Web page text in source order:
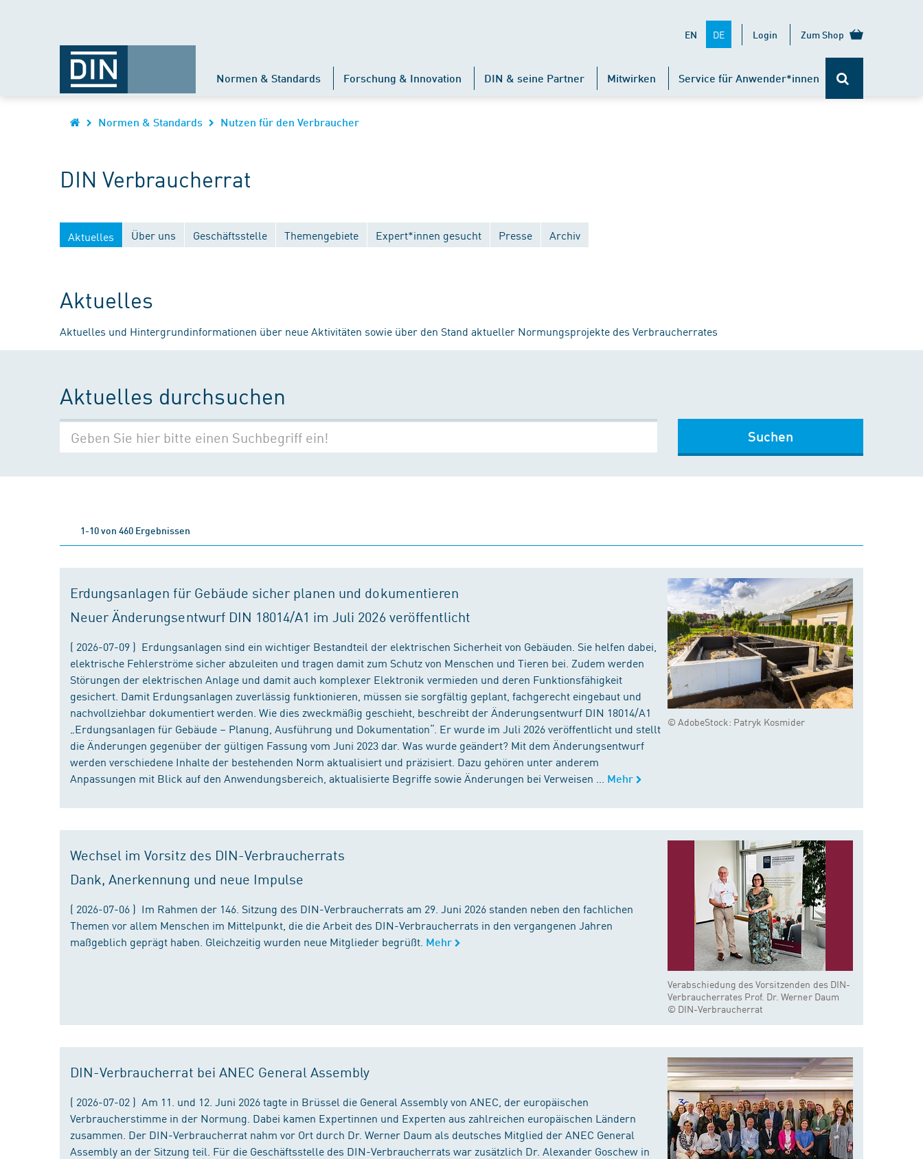
EN DE Login Zum Shop
Normen & Standards Forschung & Innovation DIN & seine Partner Mitwirken Service für Anwender*innen
Normen & Standards Nutzen für den Verbraucher
DIN Verbraucherrat
Aktuelles Über uns Geschäftsstelle Themengebiete Expert*innen gesucht Presse Archiv
Aktuelles
Aktuelles und Hintergrundinformationen über neue Aktivitäten sowie über den Stand aktueller Normungsprojekte des Verbraucherrates
Aktuelles durchsuchen
Suchen
1-10 von 460 Ergebnissen
© AdobeStock: Patryk Kosmider
Erdungsanlagen für Gebäude sicher planen und dokumentieren
Neuer Änderungsentwurf DIN 18014/A1 im Juli 2026 veröffentlicht
( 2026-07-09 ) Erdungsanlagen sind ein wichtiger Bestandteil der elektrischen Sicherheit von Gebäuden. Sie helfen dabei,
elektrische Fehlerströme sicher abzuleiten und tragen damit zum Schutz von Menschen und Tieren bei. Zudem werden
Störungen der elektrischen Anlage und damit auch komplexer Elektronik vermieden und deren Funktionsfähigkeit
gesichert. Damit Erdungsanlagen zuverlässig funktionieren, müssen sie sorgfältig geplant, fachgerecht eingebaut und
nachvollziehbar dokumentiert werden. Wie dies zweckmäßig geschieht, beschreibt der Änderungsentwurf DIN 18014/A1
„Erdungsanlagen für Gebäude – Planung, Ausführung und Dokumentation“. Er wurde im Juli 2026 veröffentlicht und stellt
die Änderungen gegenüber der gültigen Fassung vom Juni 2023 dar. Was wurde geändert? Mit dem Änderungsentwurf
werden verschiedene Inhalte der bestehenden Norm aktualisiert und präzisiert. Dazu gehören unter anderem
Anpassungen mit Blick auf den Anwendungsbereich, aktualisierte Begriffe sowie Änderungen bei Verweisen ...
Mehr
Verabschiedung des Vorsitzenden des DIN-
Verbraucherrates Prof. Dr. Werner Daum
© DIN-Verbraucherrat
Wechsel im Vorsitz des DIN-Verbraucherrats
Dank, Anerkennung und neue Impulse
( 2026-07-06 ) Im Rahmen der 146. Sitzung des DIN-Verbraucherrats am 29. Juni 2026 standen neben den fachlichen
Themen vor allem Menschen im Mittelpunkt, die die Arbeit des DIN-Verbraucherrats in den vergangenen Jahren
maßgeblich geprägt haben. Gleichzeitig wurden neue Mitglieder begrüßt. Mehr
DIN-Verbraucherrat bei ANEC General Assembly
( 2026-07-02 ) Am 11. und 12. Juni 2026 tagte in Brüssel die General Assembly von ANEC, der europäischen
Verbraucherstimme in der Normung. Dabei kamen Expertinnen und Experten aus zahlreichen europäischen Ländern
zusammen. Der DIN-Verbraucherrat nahm vor Ort durch Dr. Werner Daum als deutsches Mitglied der ANEC General
Assembly an der Sitzung teil. Für die Geschäftsstelle des DIN-Verbraucherrats war zusätzlich Dr. Alexander Goschew in